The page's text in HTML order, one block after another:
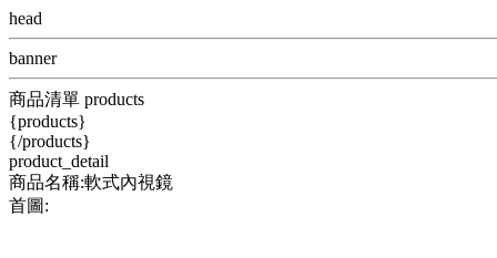
head
banner
商品清單 products
{products}
{/products}
product_detail
商品名稱:軟式內視鏡
首圖: